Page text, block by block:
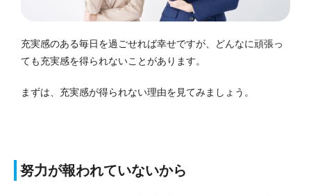
充実感のある毎日を過ごせれば幸せですが、どんなに頑張っ
ても充実感を得られないことがあります。
まずは、充実感が得られない理由を見てみましょう。
努力が報われていないから